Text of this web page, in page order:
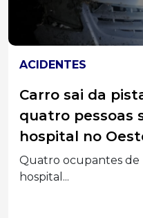
ACIDENTES
Carro sai da
quatro pessoas
hospital no
Quatro ocupantes de
hospital...